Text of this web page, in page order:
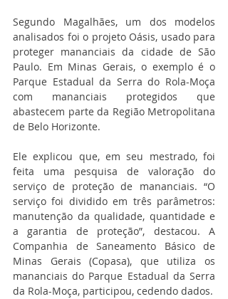
Segundo Magalhães, um dos modelos
analisados foi o projeto Oásis, usado para
proteger mananciais da cidade de São
Paulo. Em Minas Gerais, o exemplo é o
Parque Estadual da Serra do Rola-Moça
com mananciais protegidos que
abastecem parte da Região Metropolitana
de Belo Horizonte.
Ele explicou que, em seu mestrado, foi
feita uma pesquisa de valoração do
serviço de proteção de mananciais. “O
serviço foi dividido em três parâmetros:
manutenção da qualidade, quantidade e
a garantia de proteção”, destacou. A
Companhia de Saneamento Básico de
Minas Gerais (Copasa), que utiliza os
mananciais do Parque Estadual da Serra
da Rola-Moça, participou, cedendo dados.